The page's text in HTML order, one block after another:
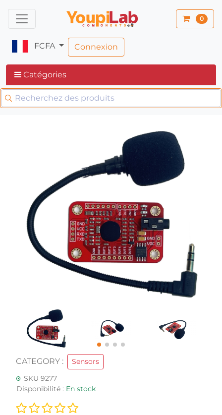
0
FCFA Connexion
Catégories
CATEGORY :
Sensors
SKU 9277
Disponibilité : En stock